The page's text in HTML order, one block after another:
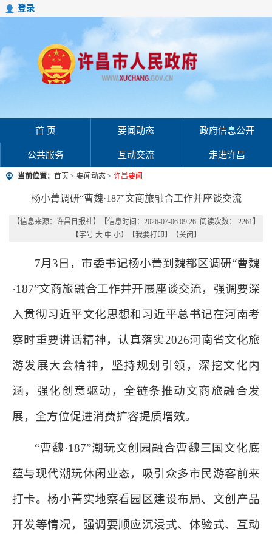
登录
首 页 要闻动态 政府信息公开
公共服务 互动交流 走进许昌
当前位置： 首页 > 要闻动态 > 许昌要闻
杨小菁调研“曹魏·187”文商旅融合工作并座谈交流
【信息来源： 许昌日报社】 【信息时间：2026-07-06 09:26 阅读次数： 2261】
【字号 大 中 小】【我要打印】【关闭 】
7月3日，市委书记杨小菁到魏都区调研“曹魏
·187”文商旅融合工作并开展座谈交流，强调要深
入贯彻习近平文化思想和习近平总书记在河南考
察时重要讲话精神，认真落实2026河南省文化旅
游发展大会精神，坚持规划引领，深挖文化内
涵，强化创意驱动，全链条推动文商旅融合发
展，全方位促进消费扩容提质增效。
“曹魏·187”潮玩文创园融合曹魏三国文化底
蕴与现代潮玩休闲业态，吸引众多市民游客前来
打卡。杨小菁实地察看园区建设布局、文创产品
开发等情况，强调要顺应沉浸式、体验式、互动